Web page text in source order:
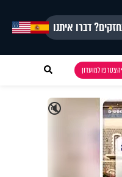
דברו איתנו
הצטרפו למועדון
🔇